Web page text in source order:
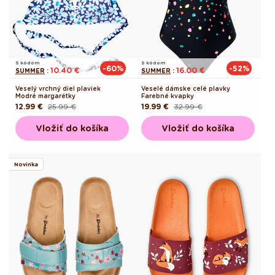
S kódom
SUMMER : 10.40 € -60%
Veselý vrchný diel plaviek
Modré margarétky
Pôvodná
cena
25.99 €
Akciová
cena
12.99 €
Vložiť do košíka
S kódom
SUMMER : 16.00 € -52%
Veselé dámske celé plavky
Farebné kvapky
Pôvodná
cena
32.99 €
Akciová
cena
19.99 €
Vložiť do košíka
Novinka